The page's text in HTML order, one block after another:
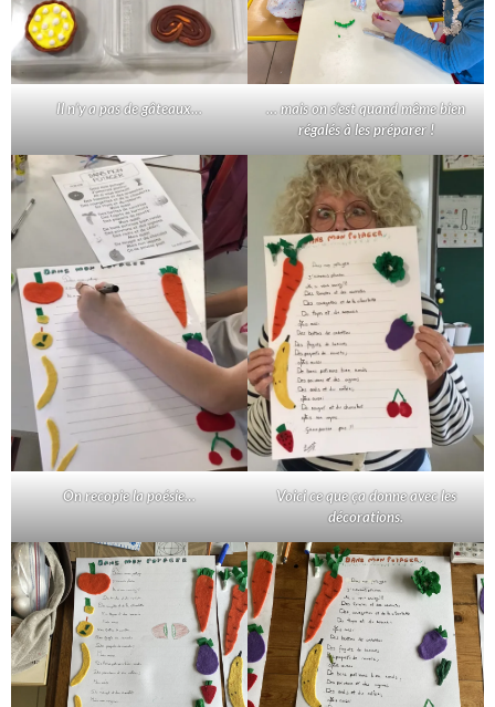
Il n’y a pas de gâteaux…
… mais on s’est quand même bien
régalés à les préparer !
On recopie la poésie…
Voici ce que ça donne avec les
décorations.